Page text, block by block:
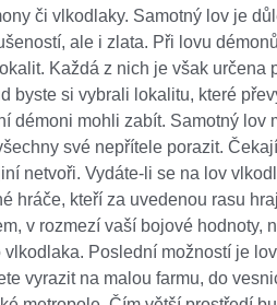
či vlkodlaky. Samotný lov je
ale i zlata. Při lovu
Každá z nich je však určena
byste si vybrali lokalitu, které
démoni mohli zabít. Samotný lov
své nepřítele porazit.
netvoři. Vydáte-li se na lov
hráče, kteří za uvedenou rasu
v rozmezí vaší bojové hodnoty,
Poslední možností je
vyrazit na malou farmu, do